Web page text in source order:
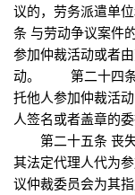
议的，劳务派遣单
条 与劳动争议案件
参加仲裁活动或者
动。 第二十四条
托他人参加仲裁活
人签名或者盖章的
第二十五条 丧失
其法定代理人代为
议仲裁委员会为其